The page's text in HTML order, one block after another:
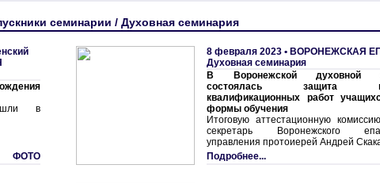
семинарии / Духовная семинария
в
ФОТО
8 февраля 2023 • ВОРОНЕЖСКАЯ
Духовная семинария
В Воронежской духовной
состоялась защита
квалификационных работ
формы обучения
Итоговую аттестационную
секретарь Воронежского
управления протоиерей Андрей
Подробнее...